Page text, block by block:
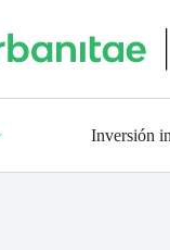
Inversión